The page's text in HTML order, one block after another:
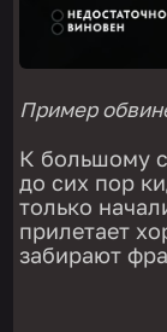
Пример
К большому
до сих пор
только
прилетает
забирают